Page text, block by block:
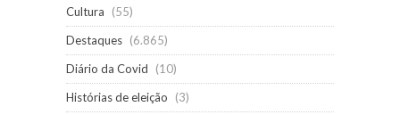
Cultura
(55)
Destaques (6.865)
Diário da Covid
(10)
Histórias de eleição
(3)